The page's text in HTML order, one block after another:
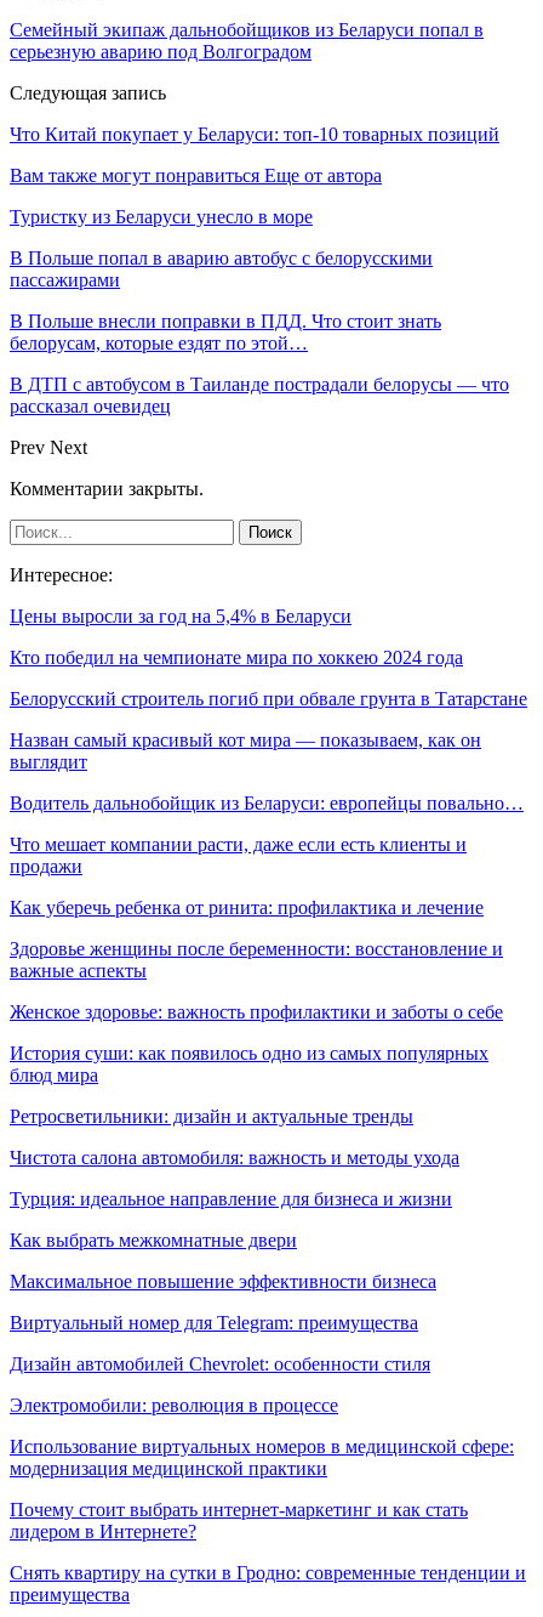
Семейный экипаж дальнобойщиков из Беларуси попал в
серьезную аварию под Волгоградом
Следующая запись
Что Китай покупает у Беларуси: топ-10 товарных позиций
Вам также могут понравиться Еще от автора
Туристку из Беларуси унесло в море
В Польше попал в аварию автобус с белорусскими
пассажирами
В Польше внесли поправки в ПДД. Что стоит знать
белорусам, которые ездят по этой…
В ДТП с автобусом в Таиланде пострадали белорусы — что
рассказал очевидец
Prev Next
Комментарии закрыты.
Интересное:
Цены выросли за год на 5,4% в Беларуси
Кто победил на чемпионате мира по хоккею 2024 года
Белорусский строитель погиб при обвале грунта в Татарстане
Назван самый красивый кот мира — показываем, как он
выглядит
Водитель дальнобойщик из Беларуси: европейцы повально…
Что мешает компании расти, даже если есть клиенты и
продажи
Как уберечь ребенка от ринита: профилактика и лечение
Здоровье женщины после беременности: восстановление и
важные аспекты
Женское здоровье: важность профилактики и заботы о себе
История суши: как появилось одно из самых популярных
блюд мира
Ретросветильники: дизайн и актуальные тренды
Чистота салона автомобиля: важность и методы ухода
Турция: идеальное направление для бизнеса и жизни
Как выбрать межкомнатные двери
Максимальное повышение эффективности бизнеса
Виртуальный номер для Telegram: преимущества
Дизайн автомобилей Chevrolet: особенности стиля
Электромобили: революция в процессе
Использование виртуальных номеров в медицинской сфере:
модернизация медицинской практики
Почему стоит выбрать интернет-маркетинг и как стать
лидером в Интернете?
Снять квартиру на сутки в Гродно: современные тенденции и
преимущества